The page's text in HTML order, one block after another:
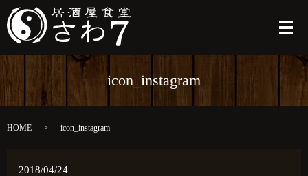
メ
icon_instagram
HOME icon_instagram
2018/04/24